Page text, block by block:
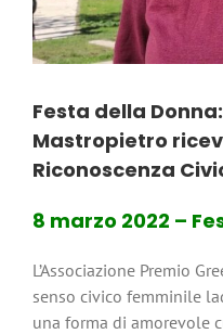
Festa della
Mastropietro
Riconoscenza
8 marzo 2022 –
L’Associazione Premio
senso civico femminile
una forma di amorevole